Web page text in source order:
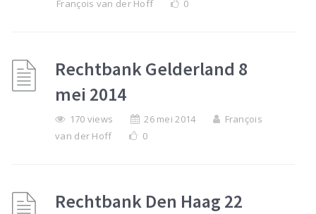
François van der Hoff
0
Rechtbank Gelderland 8
mei 2014
170 views 26 mei 2014
François
van der Hoff
0
Rechtbank Den Haag 22